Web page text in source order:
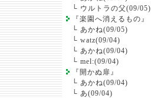
└ ウルトラの父(09/05)
『楽園へ消えるもの』
└ あかね(09/05)
└ watz(09/04)
└ あかね(09/04)
└ mel:(09/04)
『開かぬ扉』
└ あかね(09/04)
└ あ(09/04)